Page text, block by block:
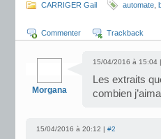
CARRIGER Gail automate
Commenter Trackback
Morgana
15/04/2016 à 15:04 |
Les extraits
combien
15/04/2016 à 20:12 | #2